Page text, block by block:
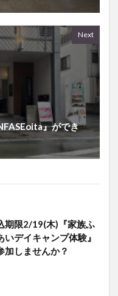
Next
』ができ
期限2/19(木)『家族ふ
いデイキャンプ体験』
加しませんか？